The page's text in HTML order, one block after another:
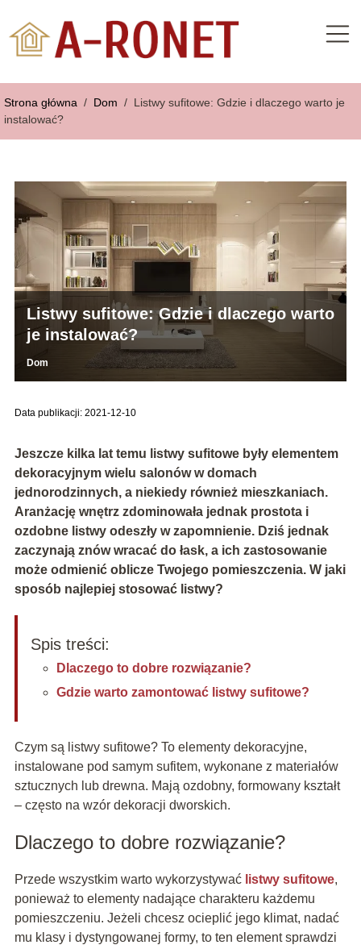
Strona główna / Dom / Listwy sufitowe: Gdzie i dlaczego warto je
instalować?
Listwy sufitowe: Gdzie i dlaczego warto
je instalować?
Dom
Data publikacji: 2021-12-10
Jeszcze kilka lat temu listwy sufitowe były elementem
dekoracyjnym wielu salonów w domach
jednorodzinnych, a niekiedy również mieszkaniach.
Aranżację wnętrz zdominowała jednak prostota i
ozdobne listwy odeszły w zapomnienie. Dziś jednak
zaczynają znów wracać do łask, a ich zastosowanie
może odmienić oblicze Twojego pomieszczenia. W jaki
sposób najlepiej stosować listwy?
Spis treści:
Dlaczego to dobre rozwiązanie?
Gdzie warto zamontować listwy sufitowe?
Czym są listwy sufitowe? To elementy dekoracyjne,
instalowane pod samym sufitem, wykonane z materiałów
sztucznych lub drewna. Mają ozdobny, formowany kształt
– często na wzór dekoracji dworskich.
Dlaczego to dobre rozwiązanie?
Przede wszystkim warto wykorzystywać listwy sufitowe,
ponieważ to elementy nadające charakteru każdemu
pomieszczeniu. Jeżeli chcesz ocieplić jego klimat, nadać
mu klasy i dystyngowanej formy, to ten element sprawdzi